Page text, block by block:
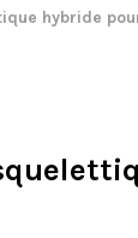
hybride